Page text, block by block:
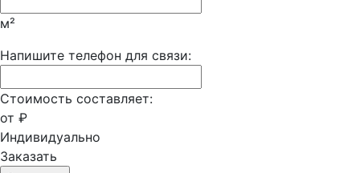
м²
Напишите телефон для связи:
Стоимость составляет:
от ₽
Индивидуально
Заказать